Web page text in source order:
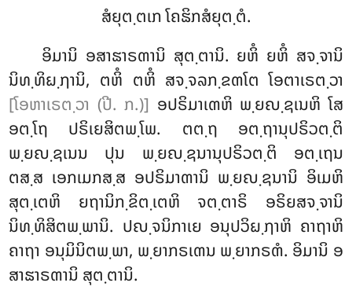
ສໍຍຸຕ຺ຕເກ ໂຄຘິກສໍຍຸຕ຺ຕໍ.
ອິມານິ ອສາຘາຣຓານິ ສຸຕ຺ຕານິ. ຍຫິໍ ຍຫິໍ ສຈ຺ຈານິ
ນິທ຺ທິຏ຺ຐານິ, ຕຫິໍ ຕຫິໍ ສຈ຺ຈລກ຺ຂຓໂຕ ໂອຕາເຣຕ຺ວາ
[ໂອຫາເຣຕ຺ວາ (ປີ. ກ.)] ອປຣິມາເຓຫິ ພ຺ຍຎ຺ຊເນຫິ ໂສ
ອຕ຺ໂຖ ປຣິເຍສິຕພ຺ໂພ. ຕຕ຺ຖ ອຕ຺ຖານຸປຣິວຕ຺ຕິ
ພ຺ຍຎ຺ຊເນນ ປຸນ ພ຺ຍຎ຺ຊນານຸປຣິວຕ຺ຕິ ອຕ຺ເຖນ
ຕສ຺ສ ເອກເມກສ຺ສ ອປຣິມາຓານິ ພ຺ຍຎ຺ຊນານິ ອິເມຫິ
ສຸຕ຺ເຕຫິ ຍຖານິກ຺ຂິຕ຺ເຕຫິ ຈຕ຺ຕາຣິ ອຣິຍສຈ຺ຈານິ
ນິທ຺ທິສິຕພ຺ພານິ. ປຎ຺ຈນິກາເຍ ອນຸປວິຏ຺ຐາຫິ ຄາຖາຫິ
ຄາຖາ ອນຸມິນິຕພ຺ພາ, ພ຺ຍາກຣເຓນ ພ຺ຍາກຣຓໍ. ອິມານິ ອ
ສາຘາຣຓານິ ສຸຕ຺ຕານິ.